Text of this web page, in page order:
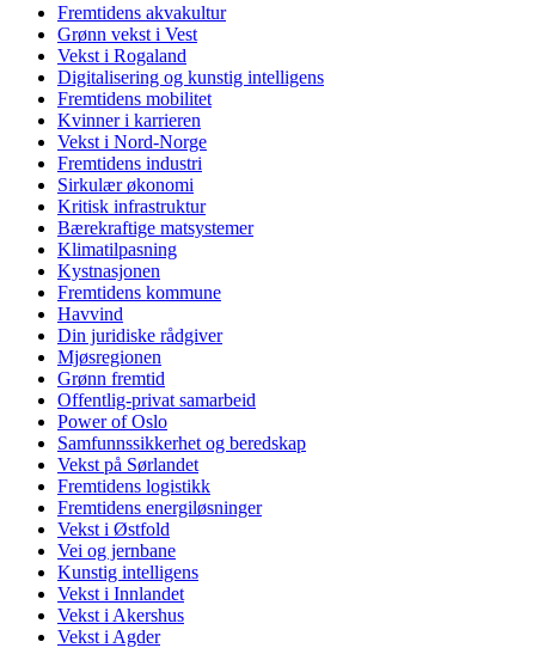
Fremtidens akvakultur
Grønn vekst i Vest
Vekst i Rogaland
Digitalisering og kunstig intelligens
Fremtidens mobilitet
Kvinner i karrieren
Vekst i Nord-Norge
Fremtidens industri
Sirkulær økonomi
Kritisk infrastruktur
Bærekraftige matsystemer
Klimatilpasning
Kystnasjonen
Fremtidens kommune
Havvind
Din juridiske rådgiver
Mjøsregionen
Grønn fremtid
Offentlig-privat samarbeid
Power of Oslo
Samfunnssikkerhet og beredskap
Vekst på Sørlandet
Fremtidens logistikk
Fremtidens energiløsninger
Vekst i Østfold
Vei og jernbane
Kunstig intelligens
Vekst i Innlandet
Vekst i Akershus
Vekst i Agder